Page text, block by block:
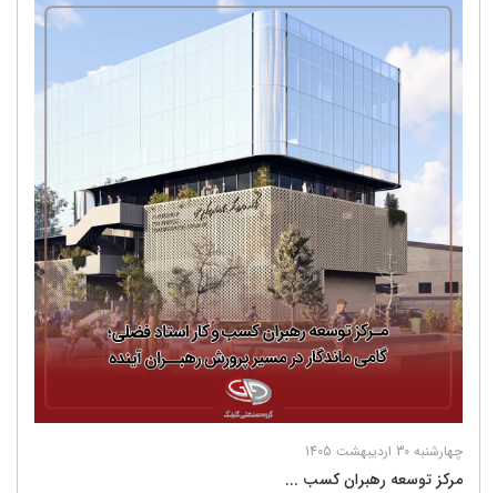
چهارشنبه 30 اردیبهشت 1405
مرکز توسعه رهبران کسب ...